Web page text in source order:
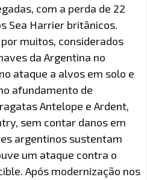
com a perda de 22
Sea Harrier britânicos.
muitos, considerados
da Argentina no
ataque a alvos em solo e
afundamento de
Antelope e Ardent,
sem contar danos em
argentinos sustentam
um ataque contra o
Após modernização nos